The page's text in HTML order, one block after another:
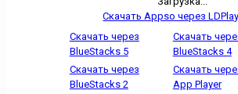
Скачать Appso через
Скачать через
BlueStacks 5
Скачать
BlueStacks 4
Скачать через
BlueStacks 2
Скачать
App Player